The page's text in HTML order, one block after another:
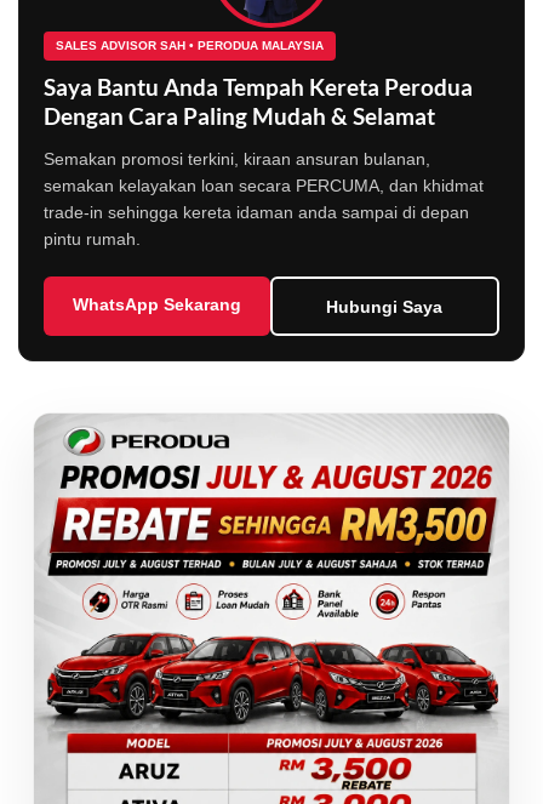
SALES ADVISOR SAH • PERODUA MALAYSIA
Saya Bantu Anda Tempah Kereta Perodua
Dengan Cara Paling Mudah & Selamat
Semakan promosi terkini, kiraan ansuran bulanan,
semakan kelayakan loan secara PERCUMA, dan khidmat
trade-in sehingga kereta idaman anda sampai di depan
pintu rumah.
WhatsApp Sekarang Hubungi Saya